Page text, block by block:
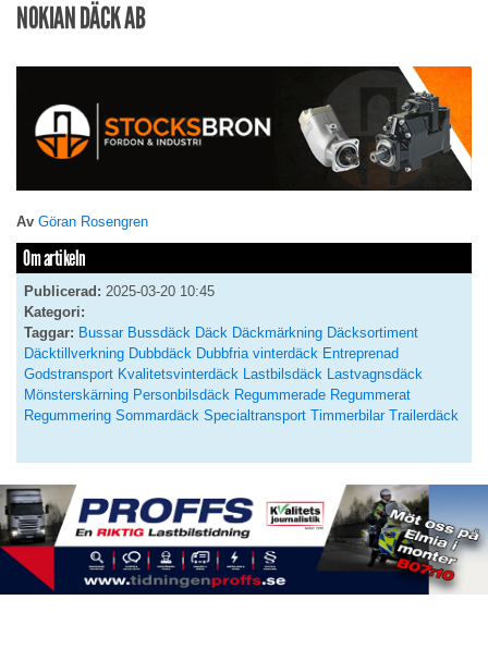
NOKIAN DÄCK AB
Av Göran Rosengren
Om artikeln
Publicerad: 2025-03-20 10:45
Kategori:
Taggar: Bussar Bussdäck Däck Däckmärkning Däcksortiment
Däcktillverkning Dubbdäck Dubbfria vinterdäck Entreprenad
Godstransport Kvalitetsvinterdäck Lastbilsdäck Lastvagnsdäck
Mönsterskärning Personbilsdäck Regummerade Regummerat
Regummering Sommardäck Specialtransport Timmerbilar Trailerdäck